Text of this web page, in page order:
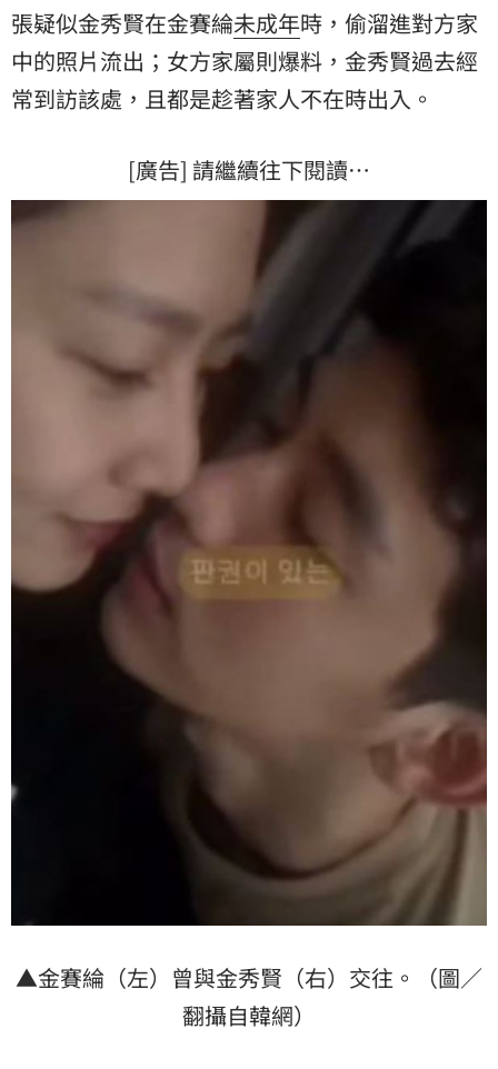
張疑似金秀賢在金賽綸未成年時，偷溜進對方家
中的照片流出；女方家屬則爆料，金秀賢過去經
常到訪該處，且都是趁著家人不在時出入。
[廣告] 請繼續往下閱讀…
▲金賽綸（左）曾與金秀賢（右）交往。（圖／
翻攝自韓網）